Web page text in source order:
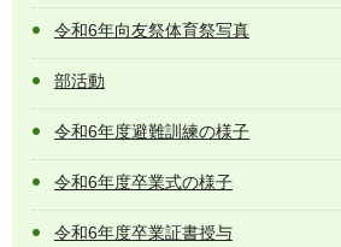
令和6年向友祭体育祭写真
部活動
令和6年度避難訓練の様子
令和6年度卒業式の様子
令和6年度卒業証書授与